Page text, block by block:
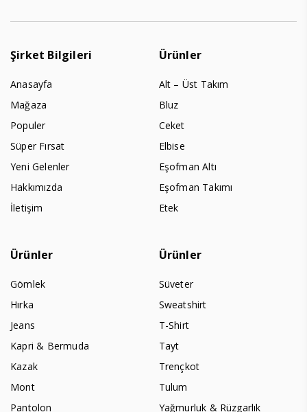
Şirket Bilgileri
Anasayfa
Mağaza
Populer
Süper Fırsat
Yeni Gelenler
Hakkımızda
İletişim
Ürünler
Alt – Üst Takım
Bluz
Ceket
Elbise
Eşofman Altı
Eşofman Takımı
Etek
Ürünler
Gömlek
Hırka
Jeans
Kapri & Bermuda
Kazak
Mont
Pantolon
Ürünler
Süveter
Sweatshirt
T-Shirt
Tayt
Trençkot
Tulum
Yağmurluk & Rüzgarlık